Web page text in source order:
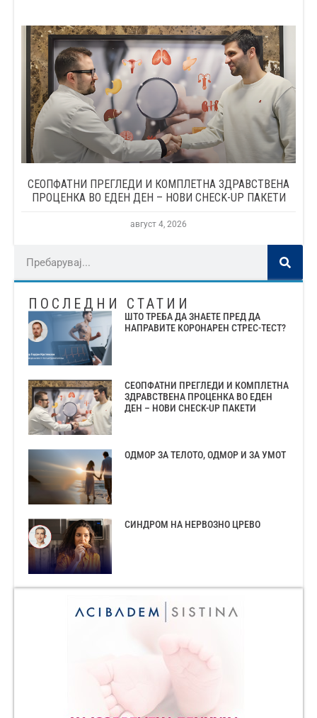
СЕОПФАТНИ ПРЕГЛЕДИ И КОМПЛЕТНА ЗДРАВСТВЕНА
ПРОЦЕНКА ВО ЕДЕН ДЕН – НОВИ CHECK-UP ПАКЕТИ
август 4, 2026
ПОСЛЕДНИ СТАТИИ
ШТО ТРЕБА ДА ЗНАЕТЕ ПРЕД ДА
НАПРАВИТЕ КОРОНАРЕН СТРЕС-ТЕСТ?
СЕОПФАТНИ ПРЕГЛЕДИ И КОМПЛЕТНА
ЗДРАВСТВЕНА ПРОЦЕНКА ВО ЕДЕН
ДЕН – НОВИ CHECK-UP ПАКЕТИ
ОДМОР ЗА ТЕЛОТО, ОДМОР И ЗА УМОТ
СИНДРОМ НА НЕРВОЗНО ЦРЕВО